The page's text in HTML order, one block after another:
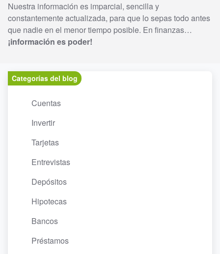
Nuestra información es imparcial, sencilla y
constantemente actualizada, para que lo sepas todo antes
que nadie en el menor tiempo posible. En finanzas…
¡información es poder!
Categorías del blog
Cuentas
Invertir
Tarjetas
Entrevistas
Depósitos
Hipotecas
Bancos
Préstamos